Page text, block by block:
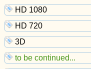
HD 1080
HD 720
3D
to be continued...